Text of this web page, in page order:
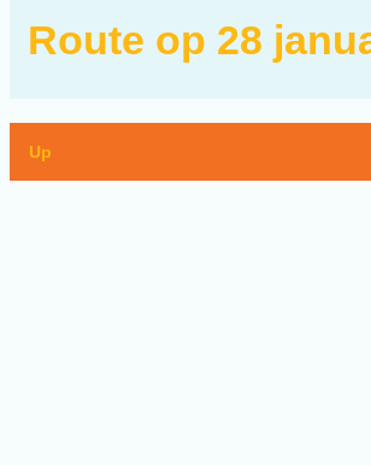
Route op 28
Up